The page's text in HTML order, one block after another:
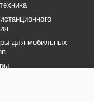
для мобильных